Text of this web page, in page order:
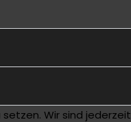
Wir sind jederzeit